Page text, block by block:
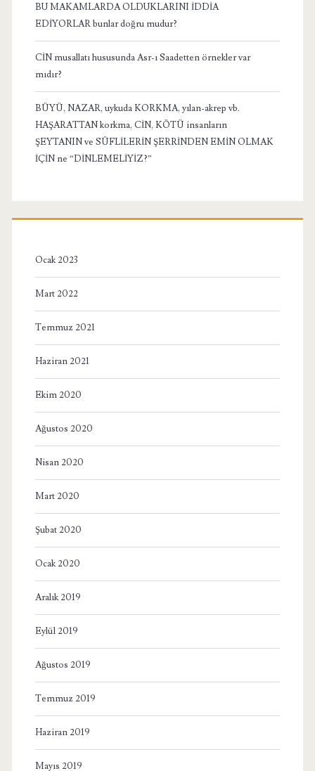
BU MAKAMLARDA OLDUKLARINI İDDİA
EDİYORLAR bunlar doğru mudur?
CİN musallatı hususunda Asr-ı Saadetten örnekler var
mıdır?
BÜYÜ, NAZAR, uykuda KORKMA, yılan-akrep vb.
HAŞARATTAN korkma, CİN, KÖTÜ insanların
ŞEYTANIN ve SÜFLİLERİN ŞERRİNDEN EMİN OLMAK
İÇİN ne “DİNLEMELİYİZ?”
Ocak 2023
Mart 2022
Temmuz 2021
Haziran 2021
Ekim 2020
Ağustos 2020
Nisan 2020
Mart 2020
Şubat 2020
Ocak 2020
Aralık 2019
Eylül 2019
Ağustos 2019
Temmuz 2019
Haziran 2019
Mayıs 2019